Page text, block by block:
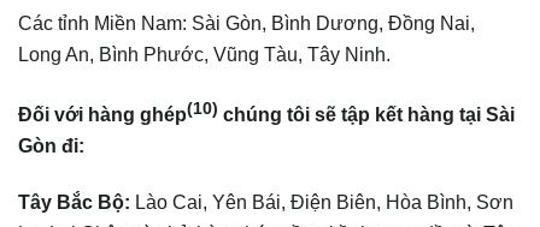
Các tỉnh Miền Nam: Sài Gòn, Bình Dương, Đồng Nai,
Long An, Bình Phước, Vũng Tàu, Tây Ninh.
Đối với hàng ghép(10) chúng tôi sẽ tập kết hàng tại Sài
Gòn đi:
Tây Bắc Bộ: Lào Cai, Yên Bái, Điện Biên, Hòa Bình, Sơn